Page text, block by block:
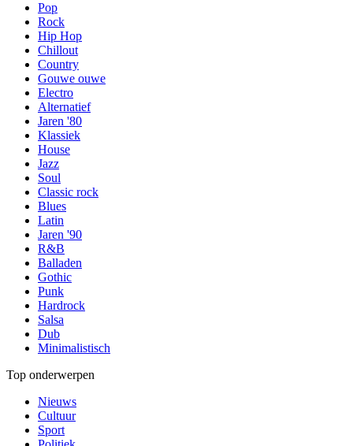
Pop
Rock
Hip Hop
Chillout
Country
Gouwe ouwe
Electro
Alternatief
Jaren '80
Klassiek
House
Jazz
Soul
Classic rock
Blues
Latin
Jaren '90
R&B
Balladen
Gothic
Punk
Hardrock
Salsa
Dub
Minimalistisch
Top onderwerpen
Nieuws
Cultuur
Sport